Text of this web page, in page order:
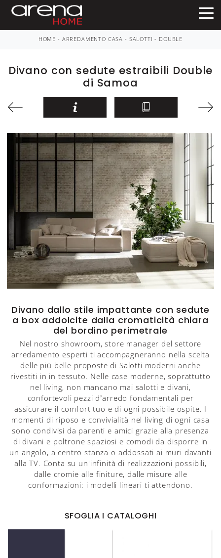
HOME - ARREDAMENTO CASA - SALOTTI - DOUBLE
Divano con sedute estraibili Double
di Samoa
Divano dallo stile impattante con sedute
a box addolcite dalla cromaticità chiara
del bordino perimetrale
Nel nostro showroom, store manager del settore
arredamento esperti ti accompagneranno nella scelta
delle più belle proposte di Salotti moderni anche
rivestiti in in tessuto. Nelle case moderne, soprattutto
nel living, non mancano mai salotti e divani,
confortevoli pezzi d’arredo fondamentali per
assicurare il comfort tuo e di ogni possibile ospite. I
momenti di riposo e convivialità nel living di ogni casa
sono condivisi da parenti e amici grazie alla presenza
di divani e poltrone spaziosi e comodi da disporre in
un angolo, a centro stanza o addossati ai muri davanti
alla TV. Conta su un'infinità di realizzazioni possibili,
dalle cromie alle finiture, dalle misure alle
conformazioni: i modelli lineari ti attendono.
SFOGLIA I CATALOGHI